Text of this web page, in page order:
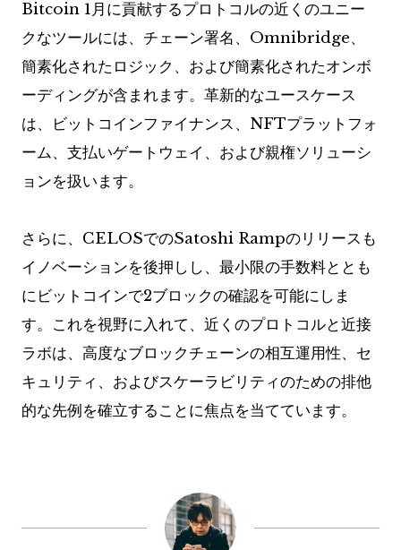
Bitcoin 1月に貢献するプロトコルの近くのユニー
クなツールには、チェーン署名、Omnibridge、
簡素化されたロジック、および簡素化されたオンボ
ーディングが含まれます。革新的なユースケース
は、ビットコインファイナンス、NFTプラットフォ
ーム、支払いゲートウェイ、および親権ソリューシ
ョンを扱います。
さらに、CELOSでのSatoshi Rampのリリースも
イノベーションを後押しし、最小限の手数料ととも
にビットコインで2ブロックの確認を可能にしま
す。これを視野に入れて、近くのプロトコルと近接
ラボは、高度なブロックチェーンの相互運用性、セ
キュリティ、およびスケーラビリティのための排他
的な先例を確立することに焦点を当てています。